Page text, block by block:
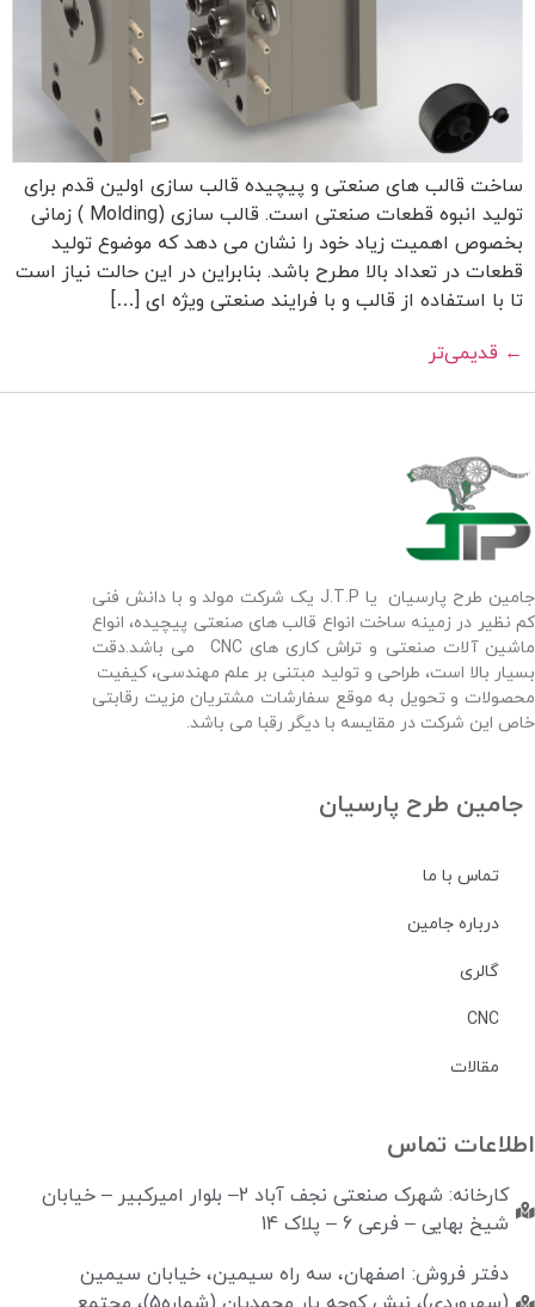
ساخت قالب های صنعتی و پیچیده قالب سازی اولین قدم برای
تولید انبوه قطعات صنعتی است. قالب سازی (Molding ) زمانی
بخصوص اهمیت زیاد خود را نشان می دهد که موضوع تولید
قطعات در تعداد بالا مطرح باشد. بنابراین در این حالت نیاز است
تا با استفاده از قالب و با فرایند صنعتی ویژه ای […]
← قدیمی‌تر
جامین طرح پارسیان یا J.T.P یک شرکت مولد و با دانش فنی
کم نظیر در زمینه ساخت انواع قالب های صنعتی پیچیده، انواع
ماشین آلات صنعتی و تراش کاری های CNC می باشد.دقت
بسیار بالا است، طراحی و تولید مبتنی بر علم مهندسی، کیفیت
محصولات و تحویل به موقع سفارشات مشتریان مزیت رقابتی
خاص این شرکت در مقایسه با دیگر رقبا می باشد.
جامین طرح پارسیان
تماس با ما
درباره جامین
گالری
CNC
مقالات
اطلاعات تماس
کارخانه: شهرک صنعتی نجف آباد 2– بلوار امیرکبیر – خیابان
شیخ بهایی – فرعی 6 – پلاک 14
دفتر فروش: اصفهان، سه راه سیمین، خیابان سیمین